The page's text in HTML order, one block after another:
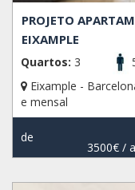
PROJETO
EIXAMPLE
Quartos: 3
Eixample -
e mensal
de
3500€/